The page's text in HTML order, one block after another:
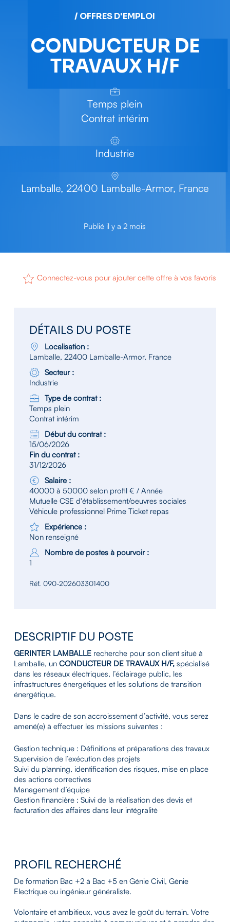
/ OFFRES D'EMPLOI
CONDUCTEUR DE
TRAVAUX H/F
Temps plein
Contrat intérim
Industrie
Lamballe, 22400 Lamballe-Armor, France
Publié il y a 2 mois
Connectez-vous pour ajouter cette offre à vos favoris
DÉTAILS DU POSTE
Localisation :
Lamballe, 22400 Lamballe-Armor, France
Secteur :
Industrie
Type de contrat :
Temps plein
Contrat intérim
Début du contrat :
15/06/2026
Fin du contrat :
31/12/2026
Salaire :
40000 à 50000 selon profil € / Année
Mutuelle CSE d'établissement/oeuvres sociales
Véhicule professionnel Prime Ticket repas
Expérience :
Non renseigné
Nombre de postes à pourvoir :
1
Réf. 090-202603301400
DESCRIPTIF DU POSTE
GERINTER LAMBALLErecherche pour son client situé à
Lamballe, unCONDUCTEUR DE TRAVAUX H/F,spécialisé
dans les réseaux électriques, l’éclairage public, les
infrastructures énergétiques et les solutions de transition
énergétique.
Dans le cadre de son accroissement d’activité, vous serez
amené(e) à effectuer les missions suivantes :
Gestion technique : Définitions et préparations des travaux
Supervision de l’exécution des projets
Suivi du planning, identification des risques, mise en place
des actions correctives
Management d’équipe
Gestion financière : Suivi de la réalisation des devis et
facturation des affaires dans leur intégralité
PROFIL RECHERCHÉ
De formation Bac +2 à Bac +5 en Génie Civil, Génie
Electrique ou ingénieur généraliste.
Volontaire et ambitieux, vous avez le goût du terrain. Votre